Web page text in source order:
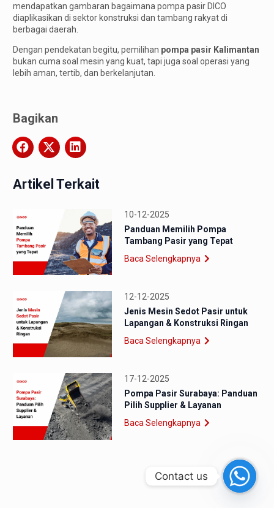
mendapatkan gambaran bagaimana pompa pasir DICO
diaplikasikan di sektor konstruksi dan tambang rakyat di
berbagai daerah.
Dengan pendekatan begitu, pemilihan pompa pasir Kalimantan
bukan cuma soal mesin yang kuat, tapi juga soal operasi yang
lebih aman, tertib, dan berkelanjutan.
Bagikan
Artikel Terkait
10-12-2025
Panduan Memilih Pompa
Tambang Pasir yang Tepat
Baca Selengkapnya
12-12-2025
Jenis Mesin Sedot Pasir untuk
Lapangan & Konstruksi Ringan
Baca Selengkapnya
17-12-2025
Pompa Pasir Surabaya: Panduan
Pilih Supplier & Layanan
Baca Selengkapnya
Contact us